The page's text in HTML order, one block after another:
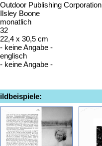
Outdoor Publishing Corporation
Ilsley Boone
monatlich
32
22,4 x 30,5 cm
- keine Angabe -
englisch
- keine Angabe -